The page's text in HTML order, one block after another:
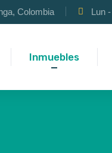
Colombia Lun
Inmuebles